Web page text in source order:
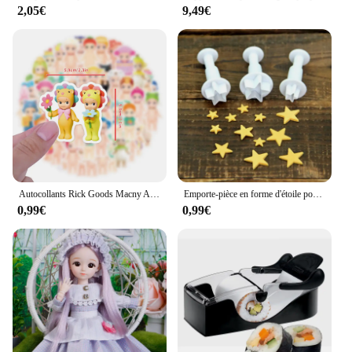
innovative accessory.
2,05€ 9,49€
Autocollants Rick Goods Macny Angle Cartoon, décalcomanies, jouets de bricolage, valise, planche à roulettes, téléphone, bagages, vélo, cadeau, 10 pièces, 30 pièces, 60 pièces
0,99€
Emporte-pièce en forme d'étoile pour décoration de gâteaux, 3 pièces/ensemble
0,99€